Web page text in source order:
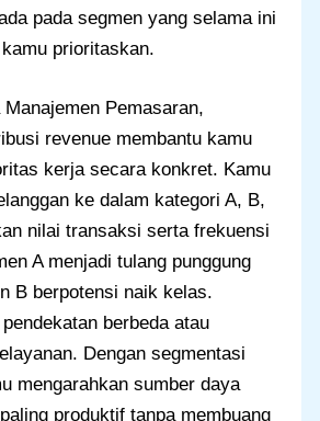
pada segmen yang selama ini
prioritaskan.
Pemasaran,
revenue membantu kamu
kerja secara konkret. Kamu
ke dalam kategori A, B,
nilai transaksi serta frekuensi
A menjadi tulang punggung
B berpotensi naik kelas.
berbeda atau
Dengan segmentasi
mengarahkan sumber daya
produktif tanpa membuang